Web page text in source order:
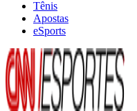
Tênis
Apostas
eSports